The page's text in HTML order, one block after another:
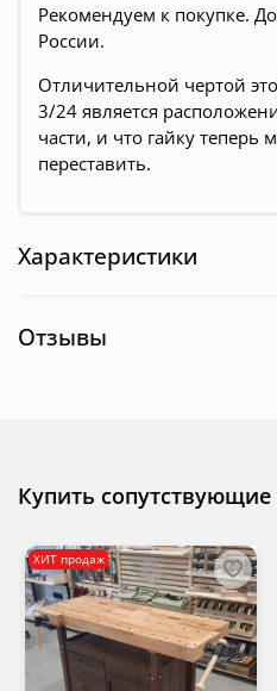
Рекомендуем к покупке.
России.
Отличительной чертой
3/24 является
части, и что гайку теперь
переставить.
Характеристики
Отзывы
Купить
ХИТ продаж